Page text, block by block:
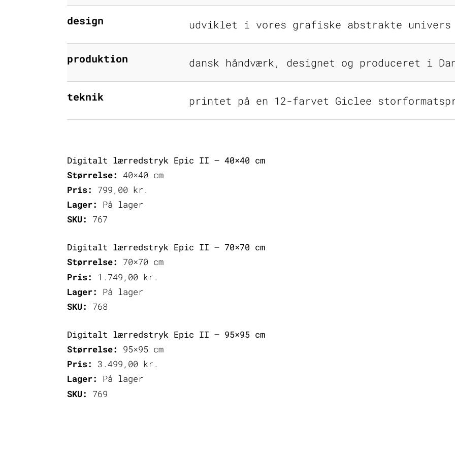
design udviklet i vores grafiske abstrakte univers
produktion dansk håndværk, designet og produceret i
teknik printet på en 12-farvet Giclee
Digitalt lærredstryk Epic II – 40×40 cm
Størrelse: 40×40 cm
Pris:
799,00 kr.
Lager:
På lager
SKU:
767
Digitalt lærredstryk Epic II – 70×70 cm
Størrelse:
70×70 cm
Pris:
1.749,00 kr.
Lager:
På lager
SKU:
768
Digitalt lærredstryk Epic II – 95×95 cm
Størrelse:
95×95 cm
Pris:
3.499,00 kr.
Lager:
På lager
SKU:
769